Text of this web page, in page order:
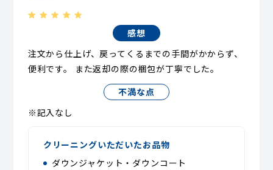
感想
注文から仕上げ、戻ってくるまでの手間がかからず、
便利です。 また返却の際の梱包が丁寧でした。
不満な点
※記入なし
クリーニングいただいたお品物
ダウンジャケット・ダウンコート